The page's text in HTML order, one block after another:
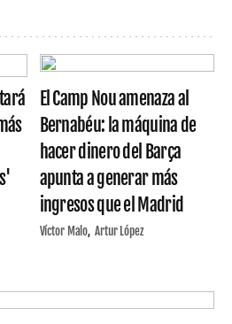
El Camp Nou amenaza al
Bernabéu: la máquina de
hacer dinero del Barça
apunta a generar más
ingresos que el Madrid
Víctor Malo Artur López